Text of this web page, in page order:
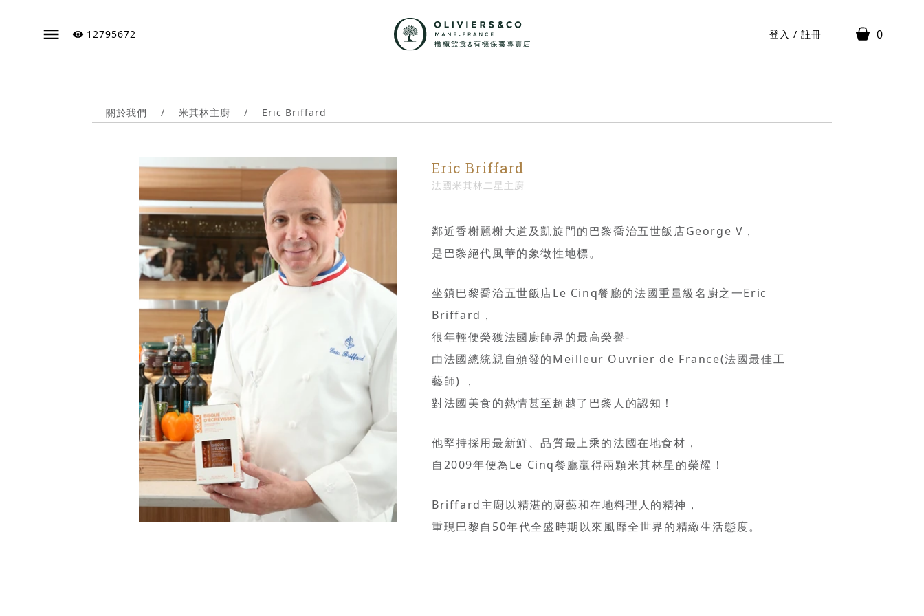
12795672 登入 / 註冊 0
關於我們 / 米其林主廚 / Eric Briffard
Eric Briffard
法國米其林二星主廚
鄰近香榭麗榭大道及凱旋門的巴黎喬治五世飯店George V，
是巴黎絕代風華的象徵性地標。
坐鎮巴黎喬治五世飯店Le Cinq餐廳的法國重量級名廚之一Eric
Briffard，
很年輕便榮獲法國廚師界的最高榮譽-
由法國總統親自頒發的Meilleur Ouvrier de France(法國最佳工
藝師) ，
對法國美食的熱情甚至超越了巴黎人的認知！
他堅持採用最新鮮、品質最上乘的法國在地食材，
自2009年便為Le Cinq餐廳贏得兩顆米其林星的榮耀！
Briffard主廚以精湛的廚藝和在地料理人的精神，
重現巴黎自50年代全盛時期以來風靡全世界的精緻生活態度。